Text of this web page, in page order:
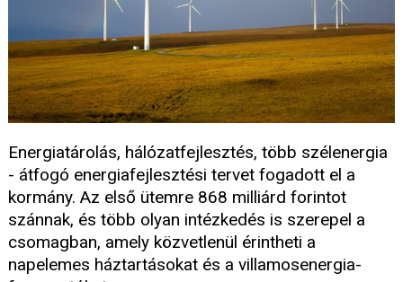
Energiatárolás, hálózatfejlesztés, több szélenergia
- átfogó energiafejlesztési tervet fogadott el a
kormány. Az első ütemre 868 milliárd forintot
szánnak, és több olyan intézkedés is szerepel a
csomagban, amely közvetlenül érintheti a
napelemes háztartásokat és a villamosenergia-